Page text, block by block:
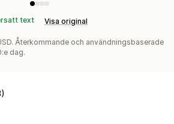
text Visa original
Återkommande och användningsbaserade
dag.